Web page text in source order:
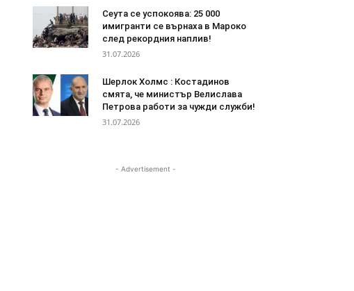
Сеута се успокоява: 25 000
имигранти се върнаха в Мароко
след рекордния наплив!
31.07.2026
Шерлок Холмс : Костадинов
смята, че министър Велислава
Петрова работи за чужди служби!
31.07.2026
- Advertisement -